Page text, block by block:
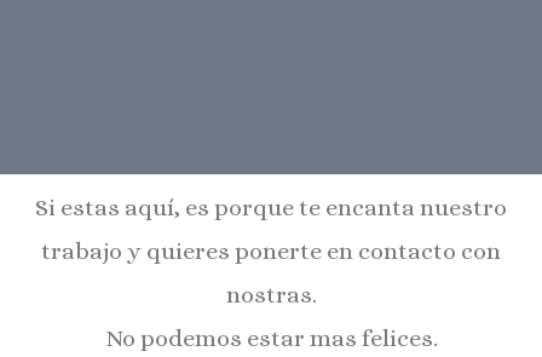
Si estas aquí, es porque te encanta nuestro
trabajo y quieres ponerte en contacto con
nostras.
No podemos estar mas felices.